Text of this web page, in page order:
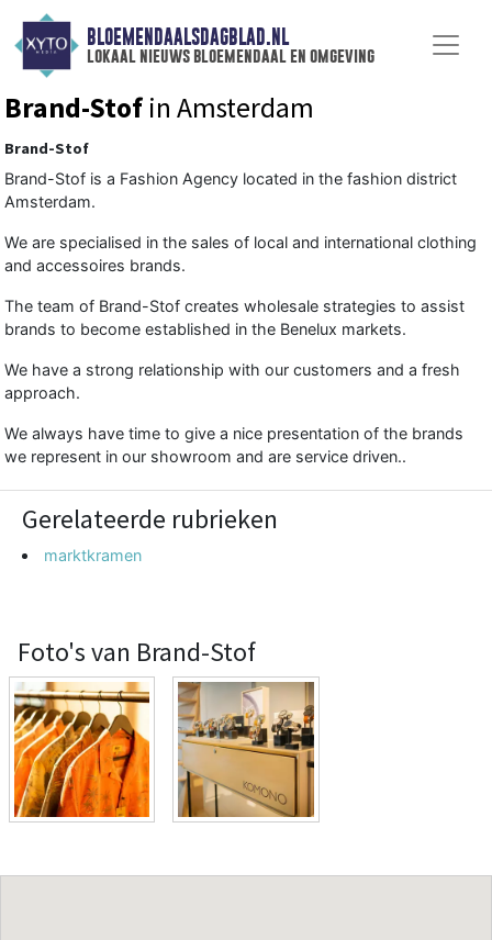
BLOEMENDAALSDAGBLAD.NL
lokaal nieuws bloemendaal en omgeving
Brand-Stof in Amsterdam
Brand-Stof
Brand-Stof is a Fashion Agency located in the fashion district
Amsterdam.
We are specialised in the sales of local and international clothing
and accessoires brands.
The team of Brand-Stof creates wholesale strategies to assist
brands to become established in the Benelux markets.
We have a strong relationship with our customers and a fresh
approach.
We always have time to give a nice presentation of the brands
we represent in our showroom and are service driven..
Gerelateerde rubrieken
marktkramen
Foto's van Brand-Stof